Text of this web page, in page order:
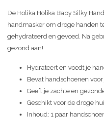
De Holika Holika Baby Silky
handmasker om droge handen
gehydrateerd en gevoed. Na
gezond aan!
Hydrateert en voedt je
Bevat handschoenen
Geeft je zachte en
Geschikt voor de droge
Inhoud: 1 paar